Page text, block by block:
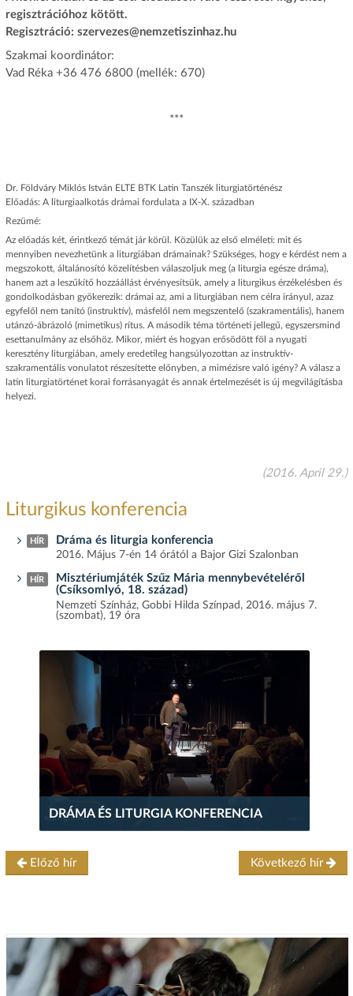
regisztrációhoz kötött.
Regisztráció: szervezes@nemzetiszinhaz.hu
Szakmai koordinátor:
Vad Réka +36 476 6800 (mellék: 670)
***
Dr. Földváry Miklós István ELTE BTK Latin Tanszék liturgiatörténész
Előadás: A liturgiaalkotás drámai fordulata a IX-X. században
Rezümé:
Az előadás két, érintkező témát jár körül. Közülük az első elméleti: mit és
mennyiben nevezhetünk a liturgiában drámainak? Szükséges, hogy e kérdést nem a
megszokott, általánosító közelítésben válaszoljuk meg (a liturgia egésze dráma),
hanem azt a leszűkítő hozzáállást érvényesítsük, amely a liturgikus érzékelésben és
gondolkodásban gyökerezik: drámai az, ami a liturgiában nem célra irányul, azaz
egyfelől nem tanító (instruktív), másfelől nem megszentelő (szakramentális), hanem
utánzó-ábrázoló (mimetikus) rítus. A második téma történeti jellegű, egyszersmind
esettanulmány az elsőhöz. Mikor, miért és hogyan erősödött föl a nyugati
keresztény liturgiában, amely eredetileg hangsúlyozottan az instruktív-
szakramentális vonulatot részesítette előnyben, a mimézisre való igény? A válasz a
latin liturgiatörténet korai forrásanyagát és annak értelmezését is új megvilágításba
helyezi.
(2016. April 29.)
Liturgikus konferencia
HÍR Dráma és liturgia konferencia
2016. Május 7-én 14 órától a Bajor Gizi Szalonban
HÍR
Misztériumjáték Szűz Mária mennybevételéről
(Csíksomlyó, 18. század)
Nemzeti Színház, Gobbi Hilda Színpad, 2016. május 7.
(szombat), 19 óra
DRÁMA ÉS LITURGIA KONFERENCIA
Előző hír Következő hír